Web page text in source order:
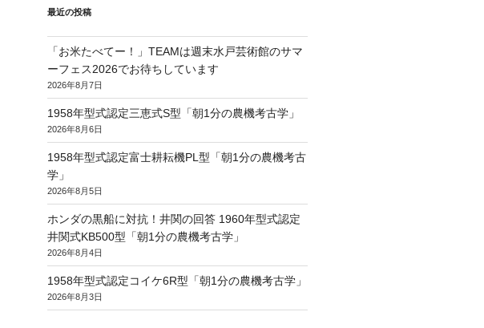
最近の投稿
「お米たべてー！」TEAMは週末水戸芸術館のサマ
ーフェス2026でお待ちしています
2026年8月7日
1958年型式認定三恵式S型「朝1分の農機考古学」
2026年8月6日
1958年型式認定富士耕耘機PL型「朝1分の農機考古
学」
2026年8月5日
ホンダの黒船に対抗！井関の回答 1960年型式認定
井関式KB500型「朝1分の農機考古学」
2026年8月4日
1958年型式認定コイケ6R型「朝1分の農機考古学」
2026年8月3日